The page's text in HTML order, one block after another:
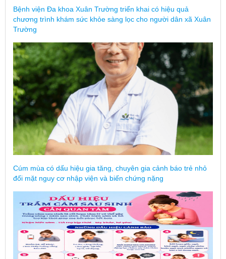
Bệnh viện Đa khoa Xuân Trường triển khai có hiệu quả
chương trình khám sức khỏe sàng lọc cho người dân xã Xuân
Trường
Cúm mùa có dấu hiệu gia tăng, chuyên gia cảnh báo trẻ nhỏ
đối mặt nguy cơ nhập viện và biến chứng nặng